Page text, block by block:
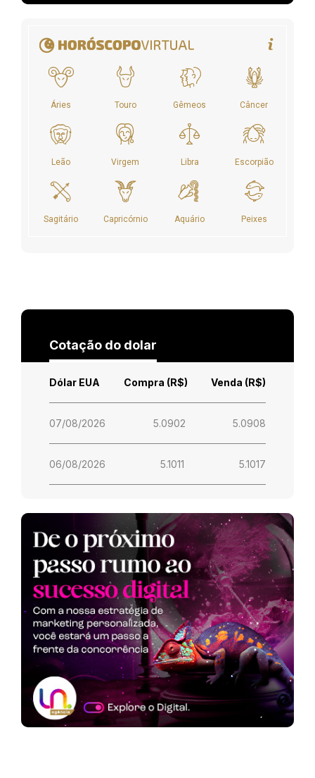
Cotação do dolar
Dólar EUA Compra (R$) Venda (R$)
07/08/2026 5.0902 5.0908
06/08/2026 5.1011 5.1017